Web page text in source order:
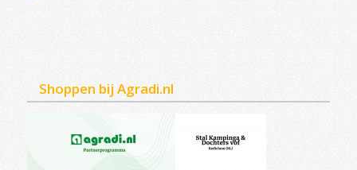
Shoppen bij Agradi.nl